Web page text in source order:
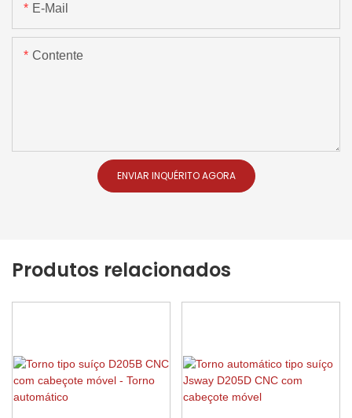
E-Mail
Contente
ENVIAR INQUÉRITO AGORA
Produtos relacionados